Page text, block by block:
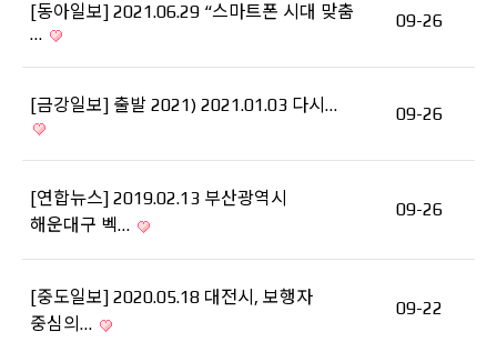
[동아일보] 2021.06.29 “스마트폰 시대 맞춤
…
09-26
[금강일보] 출발 2021) 2021.01.03 다시… 09-26
[연합뉴스] 2019.02.13 부산광역시
해운대구 벡…
09-26
[중도일보] 2020.05.18 대전시, 보행자
중심의…
09-22